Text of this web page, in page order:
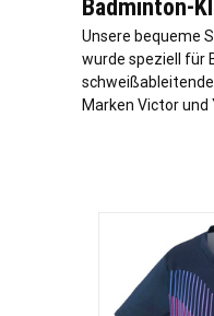
Badminton-
Unsere bequeme
wurde speziell für
Marken Victor und